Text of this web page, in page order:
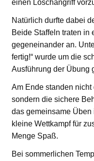
einen Löschangriff
Natürlich durfte dabei
Beide Staffeln traten in
gegeneinander an.
fertig!“ wurde um die
Ausführung der Übung
Am Ende standen
sondern die sichere
das gemeinsame Üben
kleine Wettkampf für
Menge Spaß.
Bei sommerlichen